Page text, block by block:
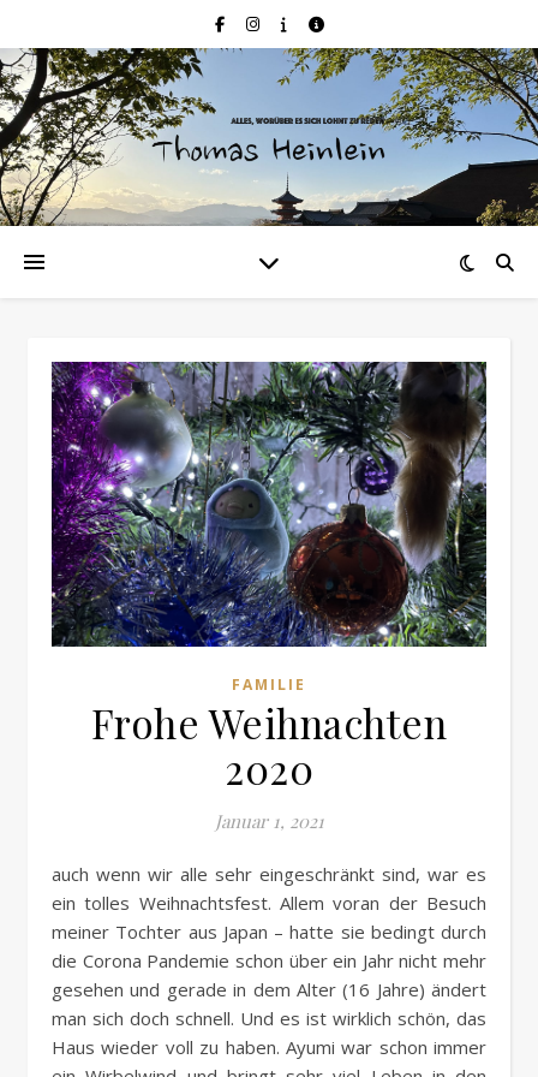
FAMILIE
Frohe Weihnachten
2020
Januar 1, 2021
auch wenn wir alle sehr eingeschränkt sind, war es
ein tolles Weihnachtsfest. Allem voran der Besuch
meiner Tochter aus Japan – hatte sie bedingt durch
die Corona Pandemie schon über ein Jahr nicht mehr
gesehen und gerade in dem Alter (16 Jahre) ändert
man sich doch schnell. Und es ist wirklich schön, das
Haus wieder voll zu haben. Ayumi war schon immer